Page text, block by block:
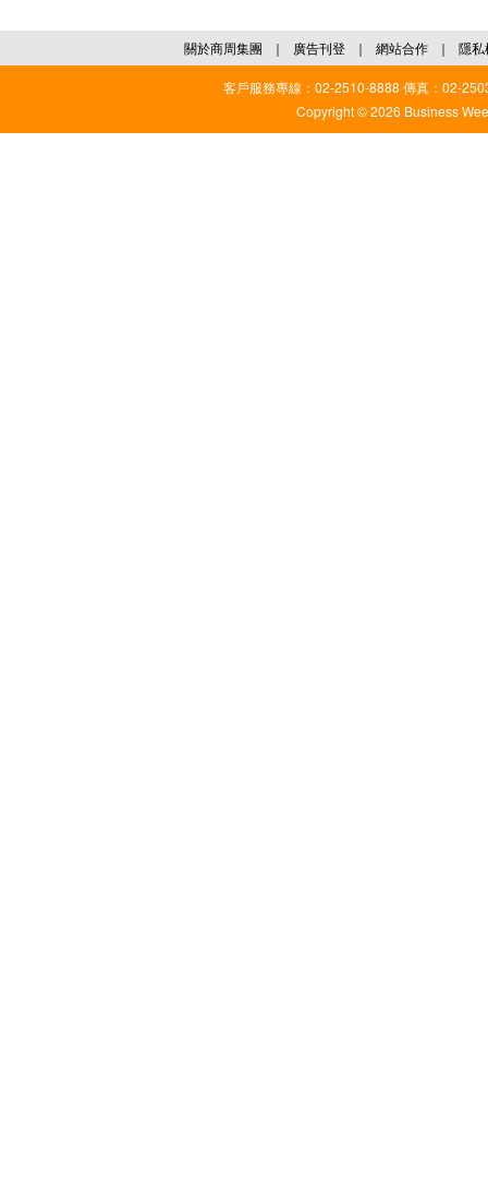
關於商周集團 ｜ 廣告刊登 ｜ 網站合作 ｜ 隱私
客戶服務專線：02-2510-8888 傳真：02-
Copyright © 2026 Business